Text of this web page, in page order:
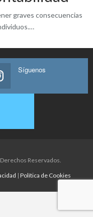
graves consecuencias
Síguenos
Reservados.
| Política de Cookies